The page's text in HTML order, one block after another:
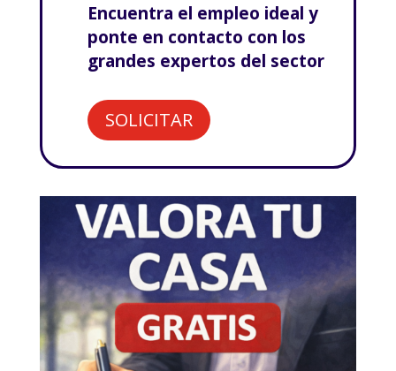
Encuentra el empleo ideal y
ponte en contacto con los
grandes expertos del sector
SOLICITAR